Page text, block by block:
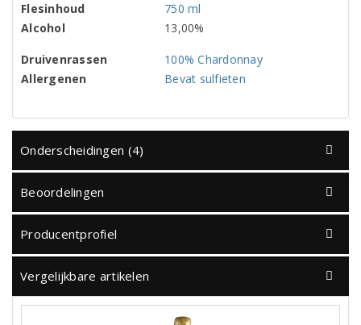
Flesinhoud
750 ml
Alcohol
13,00%
Druivenrassen
100% Chardonnay
Allergenen
Bevat sulfieten
Onderscheidingen (4)
Beoordelingen
Producentprofiel
Vergelijkbare artikelen